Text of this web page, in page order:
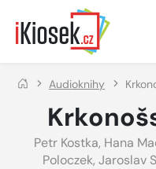
Přejít na hlavní obsah
Audioknihy
Petr Kostka, Hana
Poloczek, Jaroslav